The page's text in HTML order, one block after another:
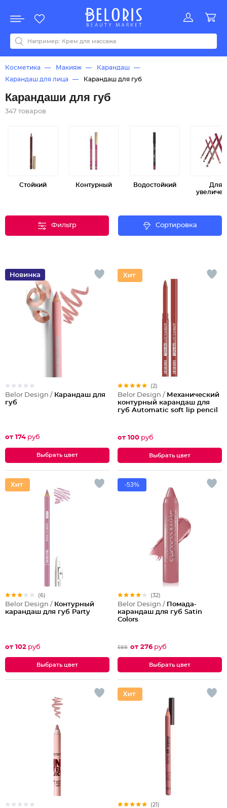
Акции
Все бренды
0-9ABCDEFGHIJKLMNOPQRSTUVWYZАБВДЗИМОКЛНПРСТУФ
Косметика Макияж
Карандаш
Карандаш для лица
Карандаш для губ
Карандаши для губ
347 товаров
Стойкий Контурный Водостойкий
Для
Фильтр Сортировка
Belor Design / Карандаш для
губ
от 174 руб
Выбрать цвет
(2)
Belor Design / Механический
контурный карандаш для
губ Automatic soft lip pencil
от 100 руб
Выбрать цвет
(6)
Belor Design / Контурный
карандаш для губ Party
от 102 руб
Выбрать цвет
-53%
(32)
Belor Design / Помада-
карандаш для губ Satin
Colors
588 от 276 руб
Выбрать цвет
(21)